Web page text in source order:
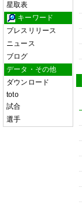
星取表
キーワード
プレスリリース
ニュース
ブログ
データ・その他
ダウンロード
toto
試合
選手